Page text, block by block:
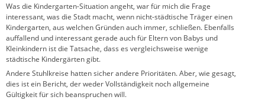
Was die Kindergarten-Situation angeht, war für mich die Frage
interessant, was die Stadt macht, wenn nicht-städtische Träger einen
Kindergarten, aus welchen Gründen auch immer, schließen. Ebenfalls
auffallend und interessant gerade auch für Eltern von Babys und
Kleinkindern ist die Tatsache, dass es vergleichsweise wenige
städtische Kindergärten gibt.
Andere Stuhlkreise hatten sicher andere Prioritäten. Aber, wie gesagt,
dies ist ein Bericht, der weder Vollständigkeit noch allgemeine
Gültigkeit für sich beanspruchen will.